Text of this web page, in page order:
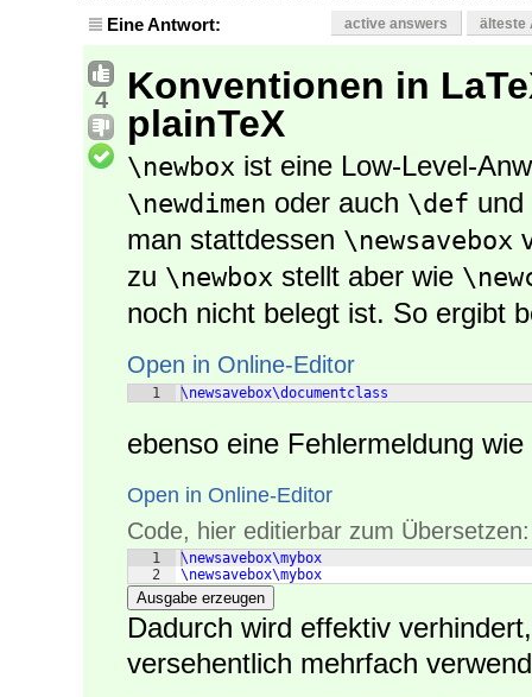
Eine Antwort: active answers älteste
4
Konventionen in
plainTeX
\newbox ist eine Low-Level-
\newdimen oder auch \def und
man stattdessen \newsavebox
zu \newbox stellt aber wie
noch nicht belegt ist. So ergibt
Open in Online-Editor
1 \newsavebox\documentclass
ebenso eine Fehlermeldung wie
Open in Online-Editor
Code, hier editierbar zum Übersetzen:
1
2
\newsavebox\mybox
\newsavebox\mybox
Ausgabe erzeugen
Dadurch wird effektiv
versehentlich mehrfach